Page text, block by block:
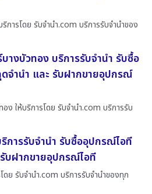
การโดย รับจํานํา.com บริการรับจำนำของ
างบัวทอง บริการรับจำนำ รับซื้อ
จำนำ และ รับฝากขายอุปกรณ์
ง ให้บริการโดย รับจํานํา.com บริการรับ
การรับจำนำ รับซื้ออุปกรณ์ไอที
บฝากขายอุปกรณ์ไอที
ย รับจํานํา.com บริการรับจำนำของทุก